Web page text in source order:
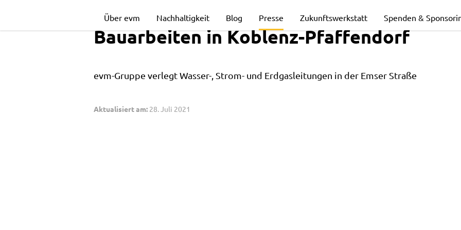
Bauarbeiten
Koblenz-
Über evm Nachhaltigkeit Blog Presse Zukunftswerkstatt Spenden &
Bauarbeiten in Koblenz-Pfaffendorf
evm-Gruppe verlegt Wasser-, Strom- und Erdgasleitungen in der Emser Straße
Aktualisiert am: 28. Juli 2021